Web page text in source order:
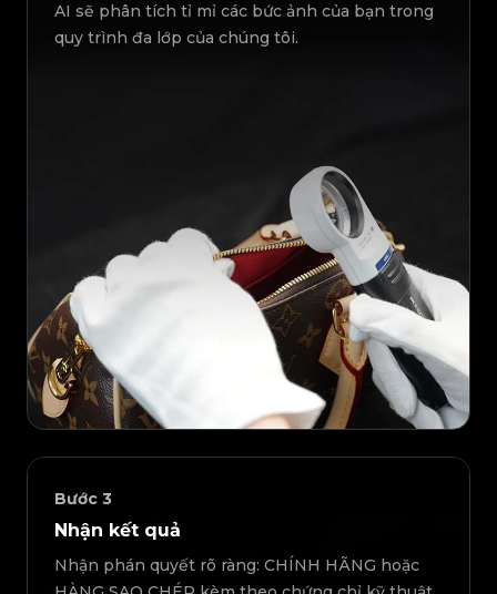
AI sẽ phân tích tỉ mỉ các bức ảnh của bạn trong
quy trình đa lớp của chúng tôi.
Bước 3
Nhận kết quả
Nhận phán quyết rõ ràng: CHÍNH HÃNG hoặc